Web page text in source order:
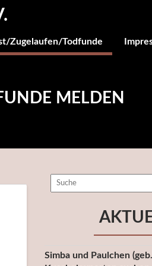
Zugelaufen/Todfunde
MELDEN
Simba und Paulchen